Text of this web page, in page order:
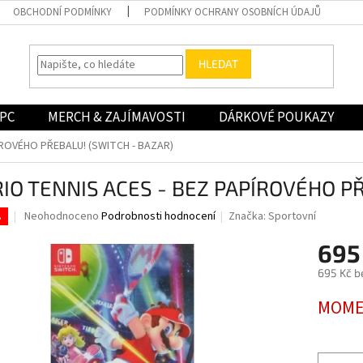
OBCHODNÍ PODMÍNKY PODMÍNKY OCHRANY OSOBNÍCH ÚDAJŮ
HLEDAT
PC MERCH & ZAJÍMAVOSTI DÁRKOVÉ POUKAZY
PŘEBALU! (SWITCH - BAZAR)
TENNIS ACES - BEZ PAPÍROVÉHO
Průměrné
produktu
hvězdiček.
Neohodnoceno Podrobnosti hodnocení Značka:Sportovní
695 Kč
cena: